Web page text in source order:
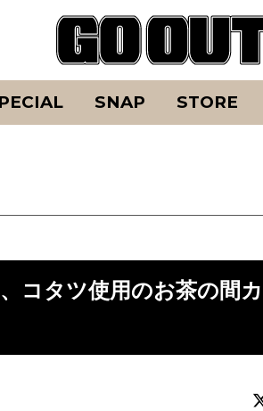
SNAP STORE
コタツ使用のお茶の間